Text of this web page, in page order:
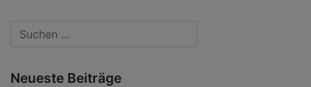
Neueste Beiträge